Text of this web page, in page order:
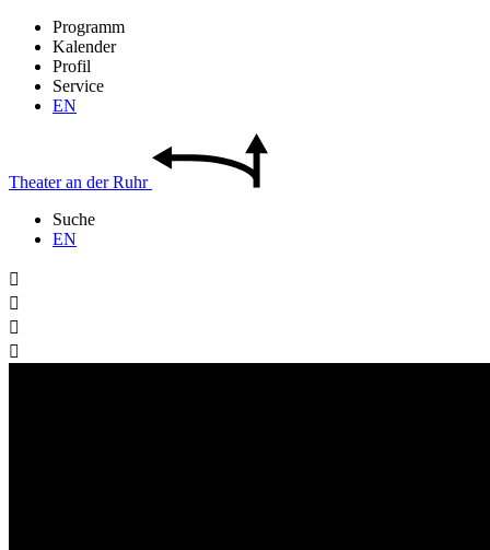
Programm
Kalender
Profil
Service
EN
Theateran derRuhr
Suche
EN



